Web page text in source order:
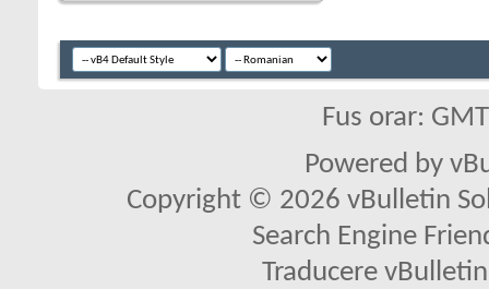
Fus orar:
Powered by
Copyright © 2026 vBulletin
Search Engine
Traducere